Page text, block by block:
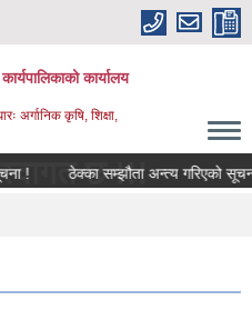
कार्यालय
अर्गानिक कृषि, शिक्षा,
छ !!!
! ठेक्का सम्झौता अन्त्य गरिएको सूचना !